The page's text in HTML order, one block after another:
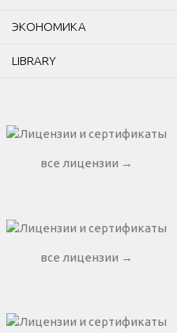
ЭКОНОМИКА
LIBRARY
все лицензии →
все лицензии →